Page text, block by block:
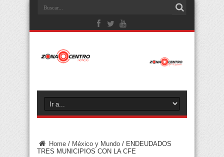
Home / México y Mundo / ENDEUDADOS
TRES MUNICIPIOS CON LA CFE